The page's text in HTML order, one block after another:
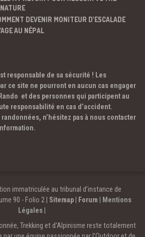
DEVENIR MONITEUR D’ESCALADE
AU NÉPAL
responsable de sa sécurité ! Les
ce site ne pourront en aucun cas engager
et des personnes qui participent au
responsabilité en cas d’accident.
n’hésitez pas à nous contacter
immatriculée au tribunal d’instance de
90 - Folio 2 | Sitemap| Forum
Mentions
Légales
Trekking et d'Alpinisme reste totalement